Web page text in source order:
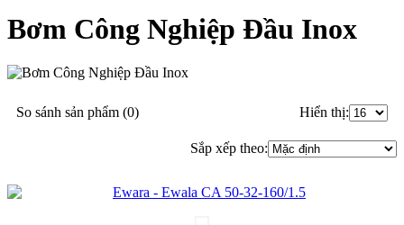
Bơm Công Nghiệp Đầu Inox
So sánh sản phẩm (0) Hiển thị:
Sắp xếp theo: